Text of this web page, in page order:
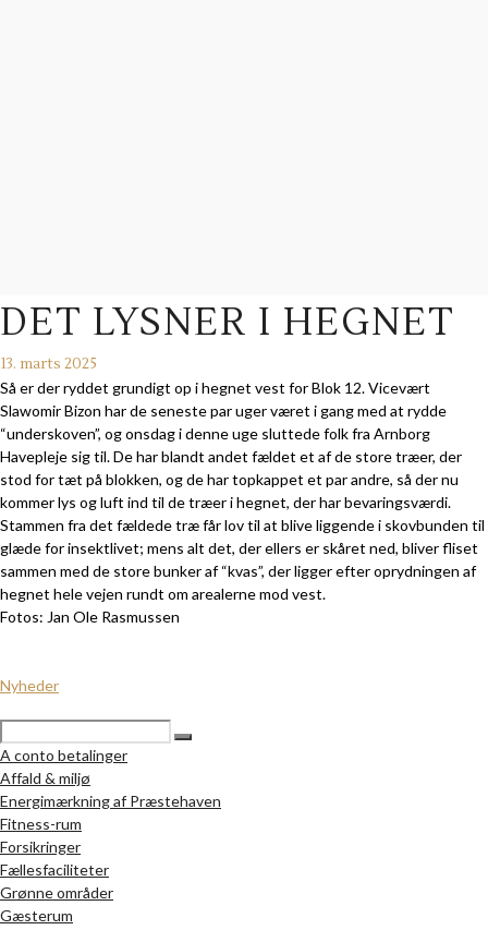
DET LYSNER I HEGNET
13. marts 2025
Så er der ryddet grundigt op i hegnet vest for Blok 12. Vicevært
Slawomir Bizon har de seneste par uger været i gang med at rydde
“underskoven”, og onsdag i denne uge sluttede folk fra Arnborg
Havepleje sig til. De har blandt andet fældet et af de store træer, der
stod for tæt på blokken, og de har topkappet et par andre, så der nu
kommer lys og luft ind til de træer i hegnet, der har bevaringsværdi.
Stammen fra det fældede træ får lov til at blive liggende i skovbunden til
glæde for insektlivet; mens alt det, der ellers er skåret ned, bliver fliset
sammen med de store bunker af “kvas”, der ligger efter oprydningen af
hegnet hele vejen rundt om arealerne mod vest.
Fotos: Jan Ole Rasmussen
Nyheder
A conto betalinger
Affald & miljø
Energimærkning af Præstehaven
Fitness-rum
Forsikringer
Fællesfaciliteter
Grønne områder
Gæsterum